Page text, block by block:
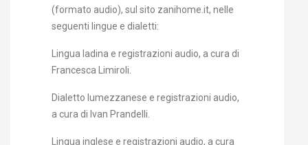
(formato audio), sul sito zanihome.it, nelle
seguenti lingue e dialetti:
Lingua ladina e registrazioni audio, a cura di
Francesca Limiroli.
Dialetto lumezzanese e registrazioni audio,
a cura di Ivan Prandelli.
Lingua inglese e registrazioni audio, a cura